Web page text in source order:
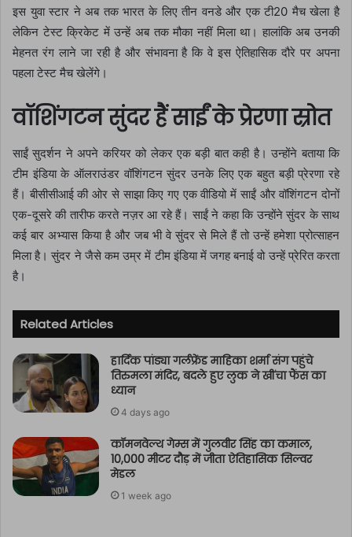
इस युवा स्टार ने अब तक भारत के लिए तीन वनडे और एक टी20 मैच खेला है
लेकिन टेस्ट क्रिकेट में उन्हें अब तक मौका नहीं मिला था। हालांकि अब उनकी
मेहनत रंग लाने जा रही है और संभावना है कि वे इस ऐतिहासिक दौरे पर अपना
पहला टेस्ट मैच खेलेंगे।
वॉशिंगटन सुंदर हैं साईं के प्रेरणा स्रोत
साईं सुदर्शन ने अपने करियर को लेकर एक बड़ी बात कही है। उन्होंने बताया कि
टीम इंडिया के ऑलराउंडर वॉशिंगटन सुंदर उनके लिए एक बहुत बड़ी प्रेरणा रहे
हैं। बीसीसीआई की ओर से साझा किए गए एक वीडियो में साईं और वॉशिंगटन दोनों
एक-दूसरे की तारीफ करते नज़र आ रहे हैं। साईं ने कहा कि उन्होंने सुंदर के साथ
कई बार अभ्यास किया है और जब भी वे सुंदर से मिले हैं तो उन्हें हमेशा प्रोत्साहन
मिला है। सुंदर ने जैसे कम उम्र में टीम इंडिया में जगह बनाई वो उन्हें प्रेरित करता
है।
Related Articles
हार्दिक पांड्या गर्लफ्रेंड माहिका शर्मा संग पहुंचे
तिरुमला मंदिर, बदले हुए लुक ने खींचा फैंस का
ध्यान
4 days ago
कॉमनवेल्थ गेम्स में गुलवीर सिंह का कमाल,
10,000 मीटर दौड़ में जीता ऐतिहासिक सिल्वर
मेडल
1 week ago